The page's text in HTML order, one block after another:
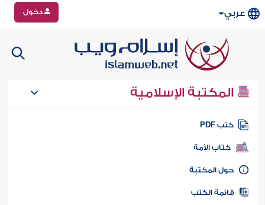
عربي دخول
المكتبة الإسلامية
كتب PDF
كتاب الأمة
المكتبة